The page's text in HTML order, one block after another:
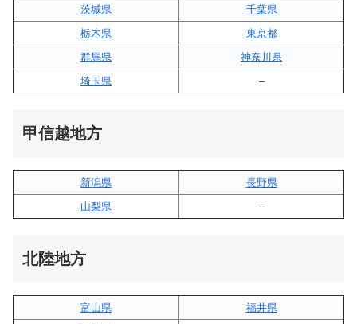
茨城県
千葉県
栃木県
東京都
群馬県
神奈川県
埼玉県
–
甲信越地方
新潟県
長野県
山梨県
–
北陸地方
富山県
福井県